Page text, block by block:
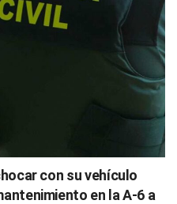
con su vehículo
en la A-6 a